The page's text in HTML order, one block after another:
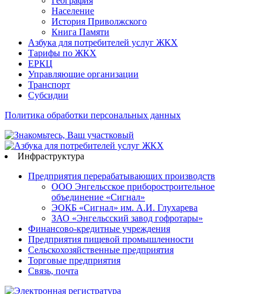
Население
История Приволжского
Книга Памяти
Азбука для потребителей услуг ЖКХ
Тарифы по ЖКХ
ЕРКЦ
Управляющие организации
Транспорт
Субсидии
Политика обработки персональных данных
Инфраструктура
Предприятия перерабатывающих производств
ООО Энгельсское приборостроительное
объединение «Сигнал»
ЭОКБ «Сигнал» им. А.И. Глухарева
ЗАО «Энгельсский завод гофротары»
Финансово-кредитные учреждения
Предприятия пищевой промышленности
Сельскохозяйственные предприятия
Торговые предприятия
Связь, почта